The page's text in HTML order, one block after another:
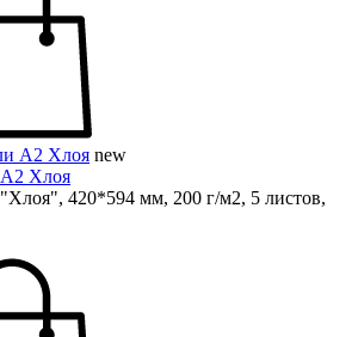
new
А2 Хлоя
420*594 мм, 200 г/м2, 5 листов,